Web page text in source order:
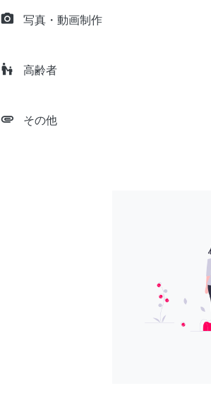
camera_alt 写真・動画制作
escalator_warning 高齢者
attachment その他